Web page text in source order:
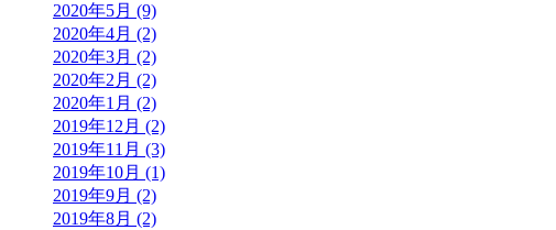
2020年5月 (9)
2020年4月 (2)
2020年3月 (2)
2020年2月 (2)
2020年1月 (2)
2019年12月 (2)
2019年11月 (3)
2019年10月 (1)
2019年9月 (2)
2019年8月 (2)